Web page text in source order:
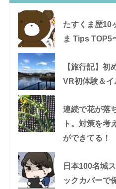
たすくま歴10
ま Tips
【旅行記】初
VR初体験＆
連続で花が落
ト。対策を考
ができてる！
日本100名城
ックカバーで